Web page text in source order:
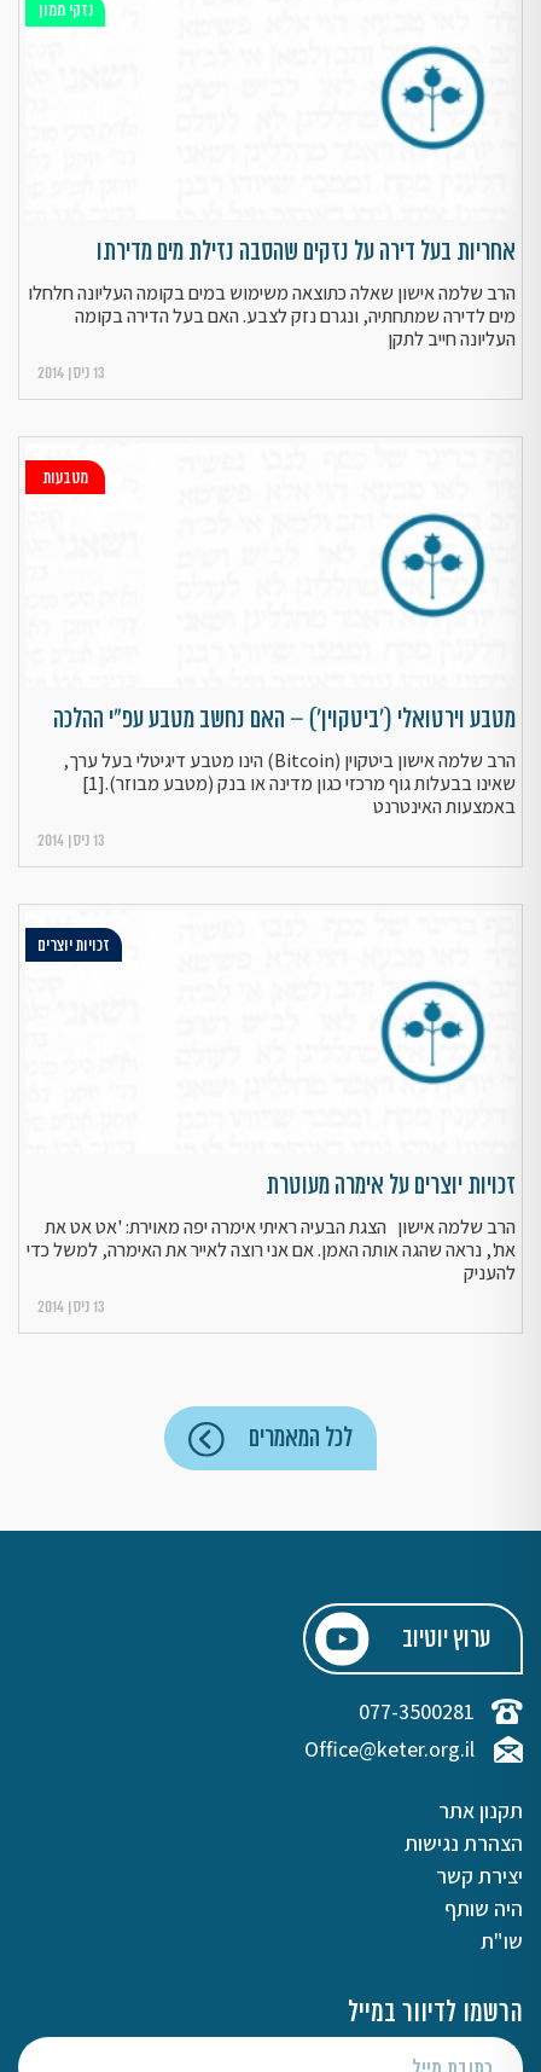
נזקי ממון
אחריות בעל דירה על נזקים שהסבה נזילת מים מדירתו
הרב שלמה אישון שאלה כתוצאה משימוש במים בקומה העליונה חלחלו
מים לדירה שמתחתיה, ונגרם נזק לצבע. האם בעל הדירה בקומה
העליונה חייב לתקן
13 ניסן 2014
מטבעות
מטבע וירטואלי ('ביטקוין') – האם נחשב מטבע עפ"י ההלכה
הרב שלמה אישון ביטקוין (Bitcoin) הינו מטבע דיגיטלי בעל ערך,
שאינו בבעלות גוף מרכזי כגון מדינה או בנק (מטבע מבוזר).[1]
באמצעות האינטרנט
13 ניסן 2014
זכויות יוצרים
זכויות יוצרים על אימרה מעוטרת
הרב שלמה אישון הצגת הבעיה ראיתי אימרה יפה מאוירת: 'אט אט את
את', נראה שהגה אותה האמן. אם אני רוצה לאייר את האימרה, למשל כדי
להעניק
13 ניסן 2014
לכל המאמרים
ערוץ יוטיוב
077-3500281
Office@keter.org.il
תקנון אתר
הצהרת נגישות
יצירת קשר
היה שותף
שו"ת
הרשמו לדיוור במייל